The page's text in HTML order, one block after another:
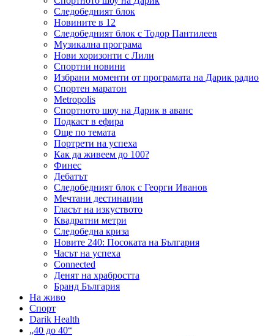
Следобедният блок
Новините в 12
Следобедният блок с Тодор Пантилеев
Музикална програма
Нови хоризонти с Лили
Спортни новини
Избрани моменти от програмата на Дарик радио
Спортен маратон
Metropolis
Спортното шоу на Дарик в аванс
Подкаст в ефира
Още по темата
Портрети на успеха
Как да живеем до 100?
Финес
Дебатът
Следобедният блок с Георги Иванов
Мечтани дестинации
Гласът на изкуството
Квадратни метри
Следобедна криза
Новите 240: Посоката на България
Часът на успеха
Connected
Денят на храбростта
Бранд България
На живо
Спорт
Darik Health
„40 до 40“